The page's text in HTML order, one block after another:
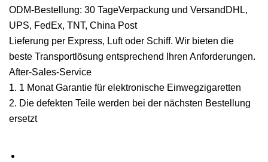
ODM-Bestellung: 30 TageVerpackung und VersandDHL,
UPS, FedEx, TNT, China Post
Lieferung per Express, Luft oder Schiff. Wir bieten die
beste Transportlösung entsprechend Ihren Anforderungen.
After-Sales-Service
1. 1 Monat Garantie für elektronische Einwegzigaretten
2. Die defekten Teile werden bei der nächsten Bestellung
ersetzt